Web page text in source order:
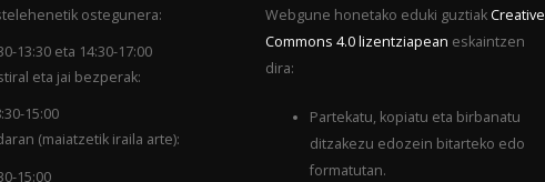
ostegunera:
13:30 eta 14:30-17:00
eta jai bezperak:
15:00
(maiatzetik iraila arte):
15:00
Webgune honetako eduki guztiakCreative
Commons 4.0 lizentziapean eskaintzen
dira:
Partekatu, kopiatu eta birbanatu
ditzakezu edozein bitarteko edo
formatutan.